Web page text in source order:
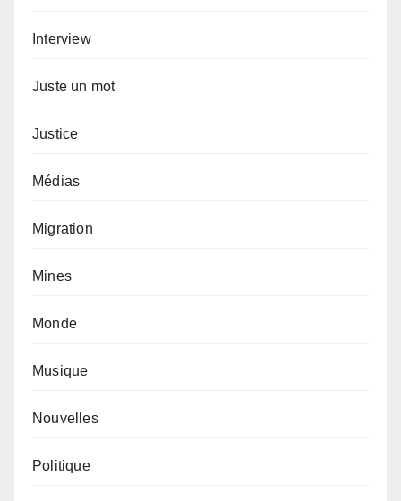
Interview
Juste un mot
Justice
Médias
Migration
Mines
Monde
Musique
Nouvelles
Politique